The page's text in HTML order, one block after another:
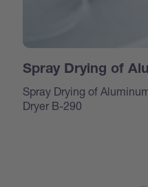
Spray Drying of
Spray Drying of
Dryer B-290